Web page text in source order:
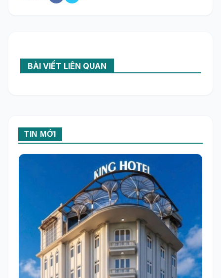
BÀI VIẾT LIÊN QUAN
TIN MỚI